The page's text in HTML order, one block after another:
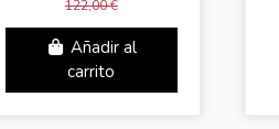
122,00 €
Añadir al
carrito